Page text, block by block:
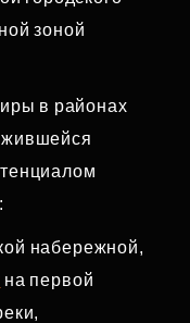
зоной
в районах
набережной,
на первой